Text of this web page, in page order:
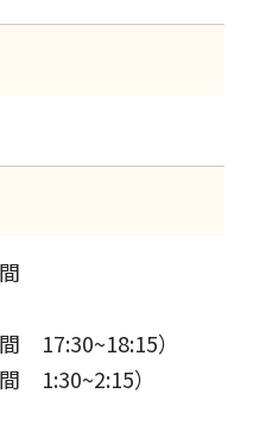
17:30~18:15）
1:30~2:15）